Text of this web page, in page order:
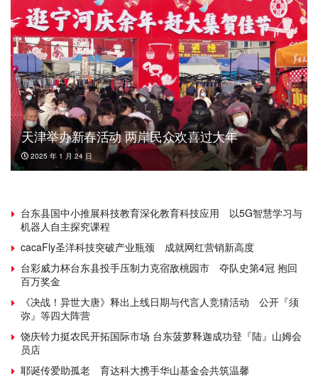
天津举办新春活动 两岸民众欢喜过大年
2025 年 1 月 24 日
台东县国中小推展科技教育深化教育科技应用 以5G智慧学习与
机器人自主探究课程
cacaFly圣洋科技突破产业瓶颈 成就网红营销新高度
台彩威力杯台东县投手压制力克宿敌桃园市 夺队史第4冠 抱回
百万奖金
《决战！异世大唐》释出上线日期与代言人竞猜活动 公开『须
弥』等四大阵营
饶庆铃力挺农民开拓国际市场 台东菠萝释迦成功登『陆』山姆会
员店
耶诞传爱助孤老 育达科大携手华山基金会共筑温馨